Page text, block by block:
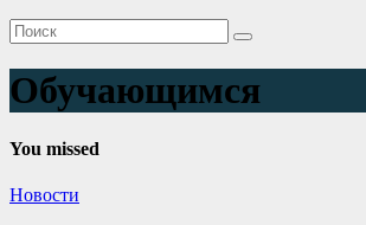
Обучающимся
You missed
Новости